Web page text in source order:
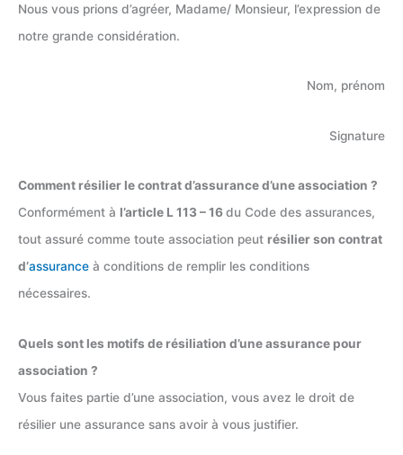
Nous vous prions d’agréer, Madame/ Monsieur, l’expression de
notre grande considération.
Nom, prénom
Signature
Comment résilier le contrat d’assurance d’une association ?
Conformément à l’article L 113 – 16du Code des assurances,
tout assuré comme toute association peut résilier son contrat
d’assurance à conditions de remplir les conditions
nécessaires.
Quels sont les motifs de résiliation d’une assurance pour
association ?
Vous faites partie d’une association, vous avez le droit de
résilier une assurance sans avoir à vous justifier.